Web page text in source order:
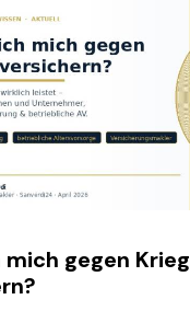
mich gegen Krieg